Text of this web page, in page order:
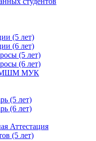
(5 лет)
(6 лет)
(5 лет)
(6 лет)
МШМ МУК
(5 лет)
(6 лет)
Аттестация
(5 лет)